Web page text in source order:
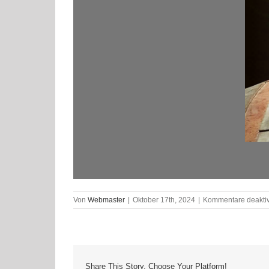
Von Webmaster Oktober 17th, 2024 Kommentare
Share This Story, Choose Your Platform!